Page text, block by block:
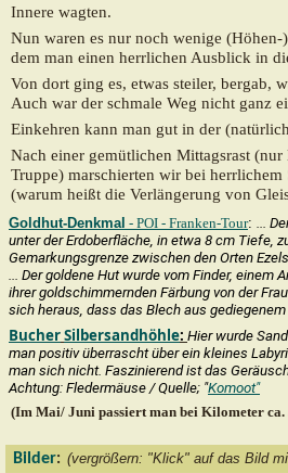
Innere wagten.
Nun waren es nur noch wenige
dem man einen herrlichen Ausblick in
Von dort ging es, etwas steiler, bergab,
Auch war der schmale Weg nicht ganz
Einkehren kann man gut in der
Nach einer gemütlichen Mittagsrast
Truppe) marschierten wir bei
(warum heißt die Verlängerung von
Goldhut-Denkmal - POI - Franken-Tour: ...
unter der Erdoberfläche, in etwa 8 cm Tiefe,
Gemarkungsgrenze zwischen den Orten
... Der goldene Hut wurde vom Finder, einem
ihrer goldschimmernden Färbung von der
sich heraus, dass das Blech aus gediegenem
BucherSilbersandhöhle: Hier wurde
man positiv überrascht über ein kleines
man sich nicht. Faszinierend ist das
Achtung: Fledermäuse /Quelle; "Komoot"
(Im Mai/ Juni passiert man bei Kilometer ca.
Bilder: (vergrößern: "Klick" auf das Bild